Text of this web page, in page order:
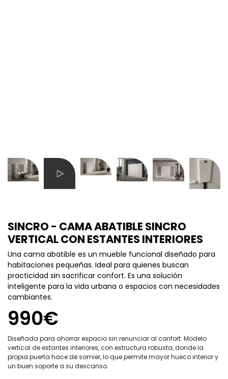
SINCRO - CAMA ABATIBLE SINCRO
VERTICAL CON ESTANTES INTERIORES
Una cama abatible es un mueble funcional diseñado para
habitaciones pequeñas. Ideal para quienes buscan
practicidad sin sacrificar confort. Es una solución
inteligente para la vida urbana o espacios con necesidades
cambiantes.
990€
Diseñada para ahorrar espacio sin renunciar al confort. Modelo
vertical de estantes interiores, con estructura robusta, donde la
propia puerta hace de somier, lo que permite mayor hueco interior y
un buen soporte a su descanso.